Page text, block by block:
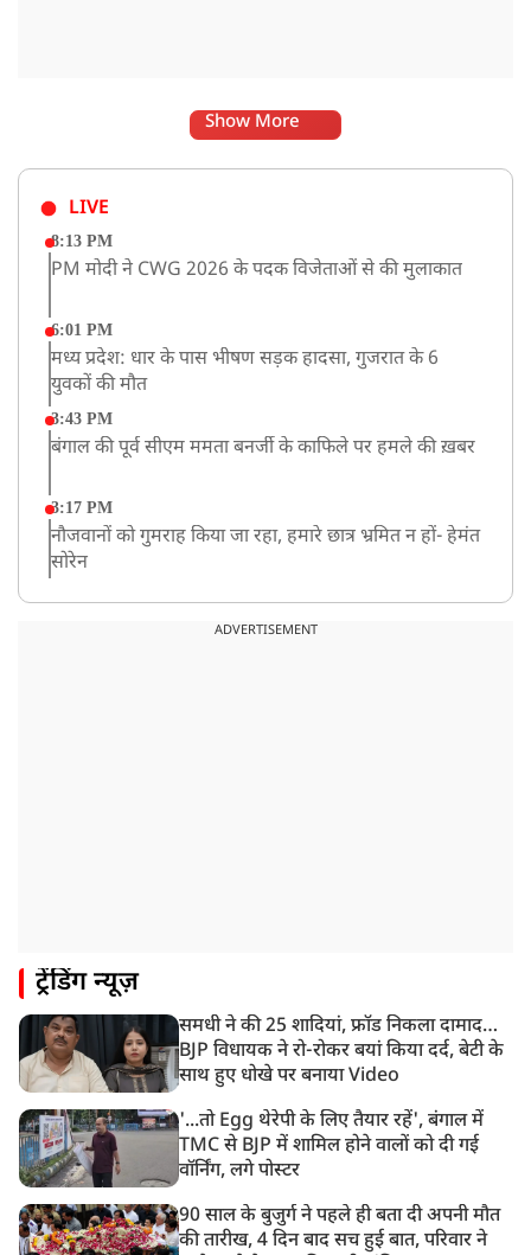
Show More
LIVE
8:13 PM
PM मोदी ने CWG 2026 के पदक विजेताओं से की मुलाकात
6:01 PM
मध्य प्रदेश: धार के पास भीषण सड़क हादसा, गुजरात के 6
युवकों की मौत
3:43 PM
बंगाल की पूर्व सीएम ममता बनर्जी के काफिले पर हमले की ख़बर
3:17 PM
नौजवानों को गुमराह किया जा रहा, हमारे छात्र भ्रमित न हों- हेमंत
सोरेन
बारामती में निजी ट्रेनिंग विमान दुर्घटनाग्रस्त, किसी के घायल होने
PM मोदी को आया अमेरिकी उपराष्ट्रपति जेडी वेंस का फोन,
8:23 AM
रांची: छात्रों और झारखंड सरकार के बीच आज होगी तीसरे दौर
की बातचीत
ADVERTISEMENT
ट्रेंडिंग न्यूज़
समधी ने की 25 शादियां, फ्रॉड निकला दामाद…
BJP विधायक ने रो-रोकर बयां किया दर्द, बेटी के
साथ हुए धोखे पर बनाया Video
'...तो Egg थेरेपी के लिए तैयार रहें', बंगाल में
TMC से BJP में शामिल होने वालों को दी गई
वॉर्निंग, लगे पोस्टर
90 साल के बुजुर्ग ने पहले ही बता दी अपनी मौत
की तारीख, 4 दिन बाद सच हुई बात, परिवार ने